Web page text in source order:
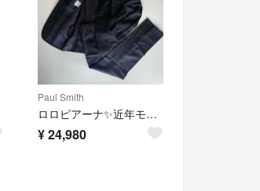
Paul Smith
ロロピアーナ✨近年モデル ポールスミス セットアップ スーツ M ブラック
¥24,980